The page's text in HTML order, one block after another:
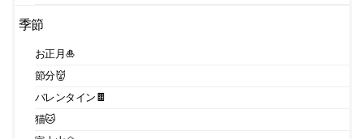
季節
お正月🎍
節分👹
バレンタイン🍫
猫🐱